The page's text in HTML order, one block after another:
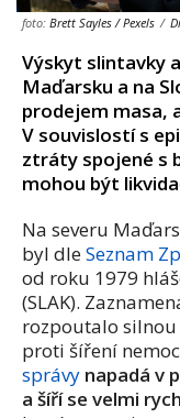
foto: Brett Sayles / Pexels /
Výskyt slintavky
Maďarsku a na
prodejem masa,
V souvislostí s
ztráty spojené s
mohou být
Na severu
byl dleSeznam
od roku 1979
(SLAK).
rozpoutalo
proti šíření
správy napadá v
a šíří se velmi